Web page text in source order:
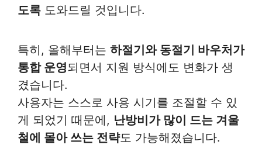
도록 도와드릴 것입니다.
특히, 올해부터는 하절기와 동절기 바우처가
통합 운영되면서 지원 방식에도 변화가 생
겼습니다.
사용자는 스스로 사용 시기를 조절할 수 있
게 되었기 때문에, 난방비가 많이 드는 겨울
철에 몰아 쓰는 전략도 가능해졌습니다.